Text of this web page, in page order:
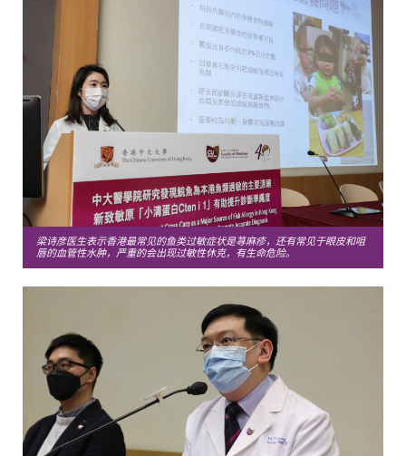
梁诗彦医生表示香港最常见的鱼类过敏症状是荨麻疹，还有常见于眼皮和咀
唇的血管性水肿，严重的会出现过敏性休克，有生命危险。